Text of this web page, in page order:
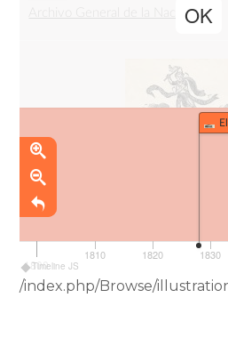
Archivo General de la NaciónOK
Timeline JS
1800
1810 1820 1830
/index.php/Browse/